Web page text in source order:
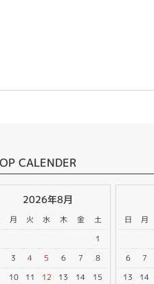
CALENDER
2026年8月
月 火 水 木 金
土
1
3 4 5 6 7
8
10 11 12 13 14 15
日 月
6
7
13
14